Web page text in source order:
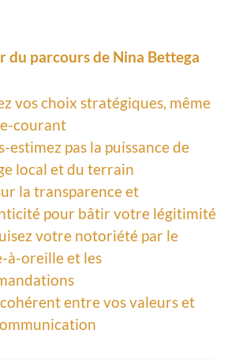
du parcours de Nina Bettega
vos choix stratégiques, même
courant
estimez pas la puissance de
local et du terrain
la transparence et
pour bâtir votre légitimité
votre notoriété par le
à-oreille et les
entre vos valeurs et